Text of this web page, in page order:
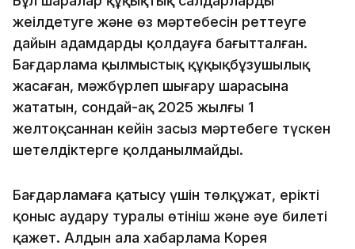
жеңілдетуге және өз мәртебесін реттеуге
дайын адамдарды қолдауға бағытталған.
Бағдарлама қылмыстық құқықбұзушылық
жасаған, мәжбүрлеп шығару шарасына
жататын, сондай-ақ 2025 жылғы 1
желтоқсаннан кейін заңсыз мәртебеге түскен
шетелдіктерге қолданылмайды.
Бағдарламаға қатысу үшін төлқұжат, ерікті
қоныс аудару туралы өтініш және әуе билеті
қажет. Алдын ала хабарлама Корея